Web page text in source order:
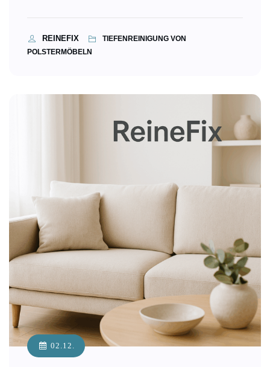
REINEFIX
TIEFENREINIGUNG VON
POLSTERMÖBELN
02.12.